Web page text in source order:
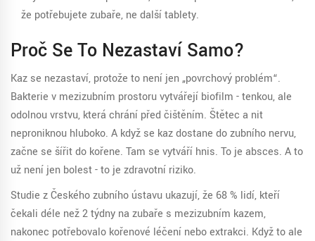
že potřebujete zubaře, ne další tablety.
Proč Se To Nezastaví Samo?
Kaz se nezastaví, protože to není jen „povrchový problém“.
Bakterie v mezizubním prostoru vytvářejí biofilm - tenkou, ale
odolnou vrstvu, která chrání před čištěním. Štětec a nit
neproniknou hluboko. A když se kaz dostane do zubního nervu,
začne se šířit do kořene. Tam se vytváří hnis. To je absces. A to
už není jen bolest - to je zdravotní riziko.
Studie z Českého zubního ústavu ukazují, že 68 % lidí, kteří
čekali déle než 2 týdny na zubaře s mezizubním kazem,
nakonec potřebovalo kořenové léčení nebo extrakci. Když to ale